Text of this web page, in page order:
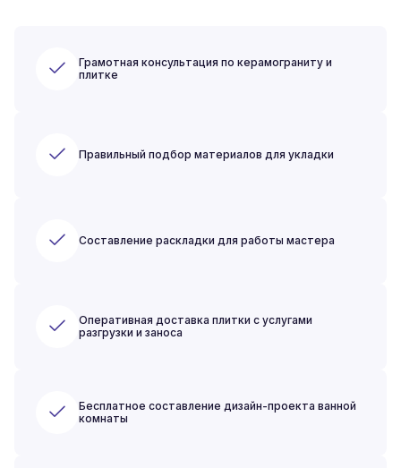
Грамотная консультация по керамограниту и
плитке
Правильный подбор материалов для укладки
Составление раскладки для работы мастера
Оперативная доставка плитки с услугами
разгрузки и заноса
Бесплатное составление дизайн-проекта ванной
комнаты